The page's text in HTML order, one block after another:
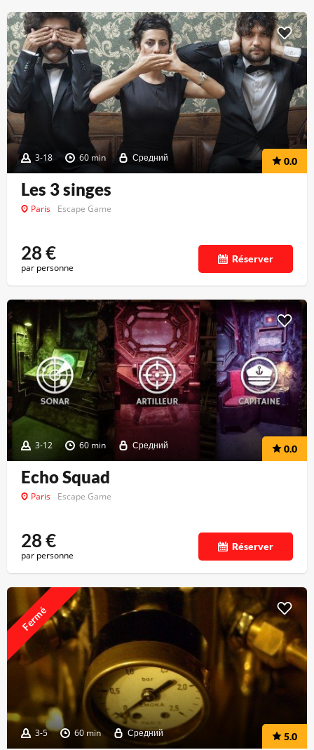
3-18 60 min Средний 0.0
Les 3 singes
Paris Escape Game
28€
par personne
Réserver
3-12 60 min Средний 0.0
Echo Squad
Paris Escape Game
28€
par personne
Réserver
3-5 60 min Средний 5.0
Fermé